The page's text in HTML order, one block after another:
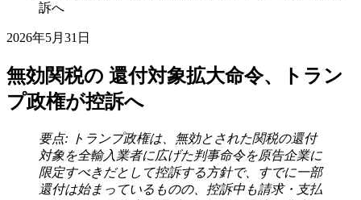
訴へ
2026年5月31日
無効関税の 還付対象拡大命令、トラン
プ政権が控訴へ
要点: トランプ政権は、無効とされた関税の還付
対象を全輸入業者に広げた判事命令を原告企業に
限定すべきだとして控訴する方針で、すでに一部
還付は始まっているものの、控訴中も請求・支払